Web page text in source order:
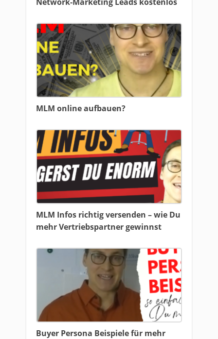
MLM online aufbauen?
MLM Infos richtig versenden – wie Du
mehr Vertriebspartner gewinnst
Buyer Persona Beispiele für mehr